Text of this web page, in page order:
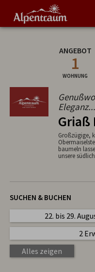
Ferienwohnungen/-
Angebote
Tipps
Service
Eleganz...
Griaß
Großzügige,
baumeln
unsere
ANGEBOT
1
WOHNUNG
SUCHEN & BUCHEN
22. bis 29.
2
Alles zeigen